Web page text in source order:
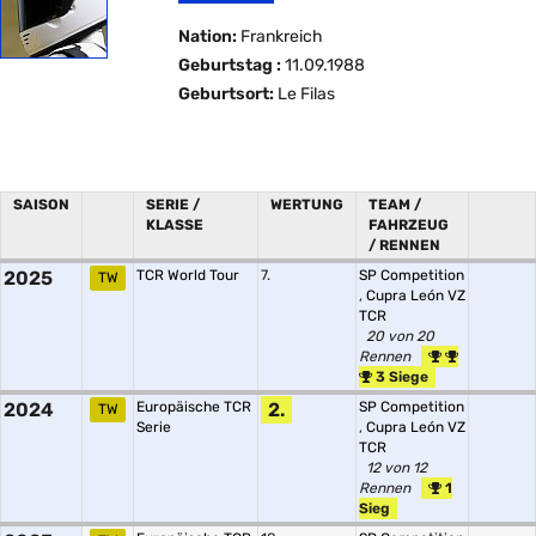
Nation: Frankreich
Geburtstag : 11.09.1988
Geburtsort: Le Filas
SAISON
SERIE /
KLASSE
WERTUNG
TEAM /
FAHRZEUG
/ RENNEN
2025 TW TCR World Tour 7.
SP Competition
, Cupra León VZ
TCR
20 von 20
Rennen
3 Siege
2024 TW
Europäische TCR
Serie
2.
SP Competition
, Cupra León VZ
TCR
12 von 12
Rennen
1
Sieg